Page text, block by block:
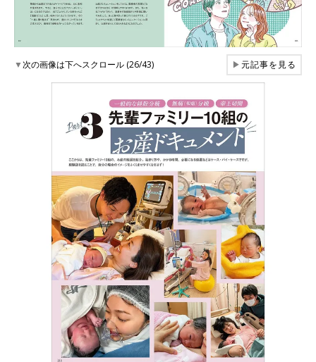
▼次の画像は下へスクロール (26/43) ▶元記事を見る